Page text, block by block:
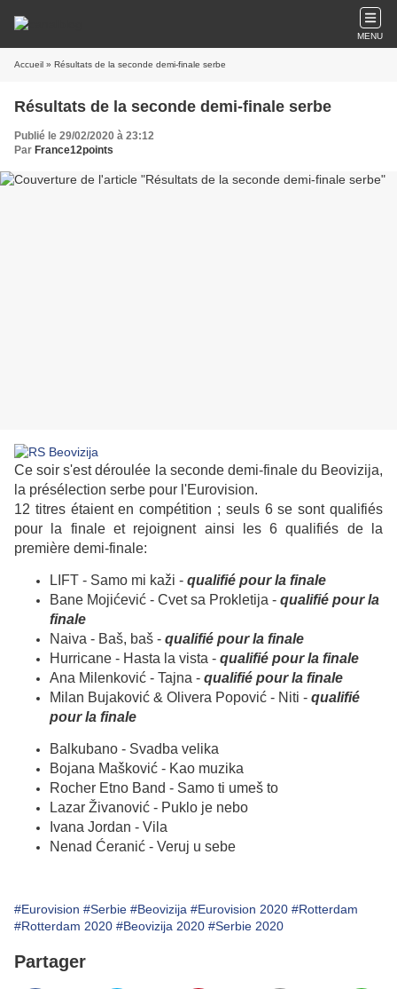
MENU
Accueil » Résultats de la seconde demi-finale serbe
Résultats de la seconde demi-finale serbe
Publié le 29/02/2020 à 23:12
Par France12points
Ce soir s'est déroulée la seconde demi-finale du Beovizija,
la présélection serbe pour l'Eurovision.
12 titres étaient en compétition ; seuls 6 se sont qualifiés
pour la finale et rejoignent ainsi les 6 qualifiés de la
première demi-finale:
LIFT - Samo mi kaži - qualifié pour la finale
Bane Mojićević - Cvet sa Prokletija - qualifié pour la
finale
Naiva - Baš, baš - qualifié pour la finale
Hurricane - Hasta la vista - qualifié pour la finale
Ana Milenković - Tajna - qualifié pour la finale
Milan Bujaković & Olivera Popović - Niti - qualifié
pour la finale
Balkubano - Svadba velika
Bojana Mašković - Kao muzika
Rocher Etno Band - Samo ti umeš to
Lazar Živanović - Puklo je nebo
Ivana Jordan - Vila
Nenad Ćeranić - Veruj u sebe
#Eurovision #Serbie #Beovizija #Eurovision 2020 #Rotterdam
#Rotterdam 2020 #Beovizija 2020 #Serbie 2020
Partager